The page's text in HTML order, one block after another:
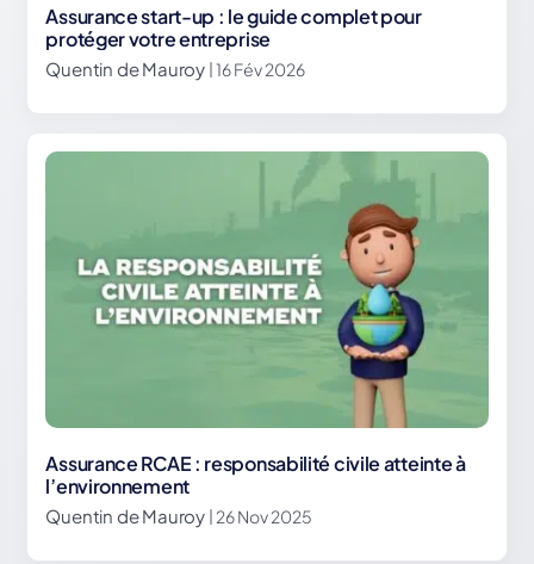
Assurance start-up : le guide complet pour
protéger votre entreprise
Quentin de Mauroy | 16 Fév 2026
Assurance RCAE : responsabilité civile atteinte à
l’environnement
Quentin de Mauroy | 26 Nov 2025